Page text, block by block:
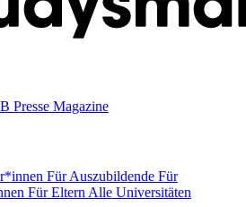
Presse Magazine
Für Auszubildende Für
Für Eltern Alle Universitäten